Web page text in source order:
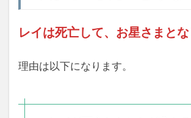
レイは死亡して、お星さまとな
理由は以下になります。